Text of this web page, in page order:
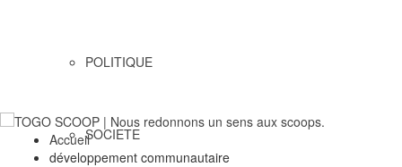
POLITIQUE
SOCIETE
Accueil
développement communautaire